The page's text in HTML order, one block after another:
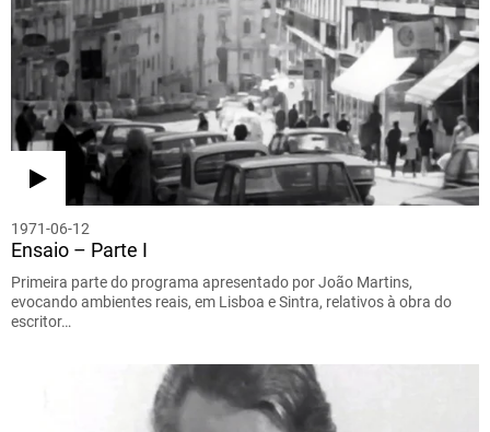
1971-06-12
Ensaio – Parte I
Primeira parte do programa apresentado por João Martins,
evocando ambientes reais, em Lisboa e Sintra, relativos à obra do
escritor…